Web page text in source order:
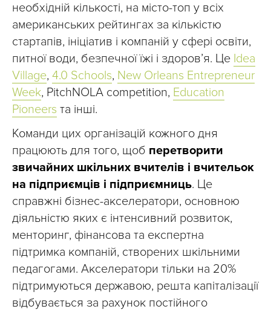
необхідній кількості, на місто-топ у всіх
американських рейтингах за кількістю
стартапів, ініціатив і компаній у сфері освіти,
питної води, безпечної їжі і здоров’я. Це Idea
Village, 4.0 Schools, New Orleans Entrepreneur
Week, PitchNOLA competition, Education
Pioneers та інші.
Команди цих організацій кожного дня
працюють для того, щоб перетворити
звичайних шкільних вчителів і вчительок
на підприємців і підприємниць. Це
справжні бізнес-акселератори, основною
діяльністю яких є інтенсивний розвиток,
менторинг, фінансова та експертна
підтримка компаній, створених шкільними
педагогами. Акселератори тільки на 20%
підтримуються державою, решта капіталізації
відбувається за рахунок постійного